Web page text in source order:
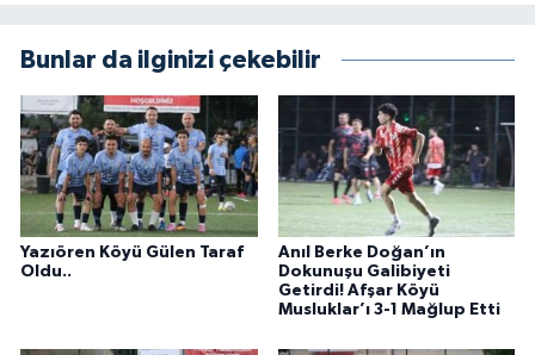
Bunlar da ilginizi çekebilir
Yazıören Köyü Gülen Taraf
Oldu..
Anıl Berke Doğan’ın
Dokunuşu Galibiyeti
Getirdi! Afşar Köyü
Musluklar’ı 3-1 Mağlup Etti